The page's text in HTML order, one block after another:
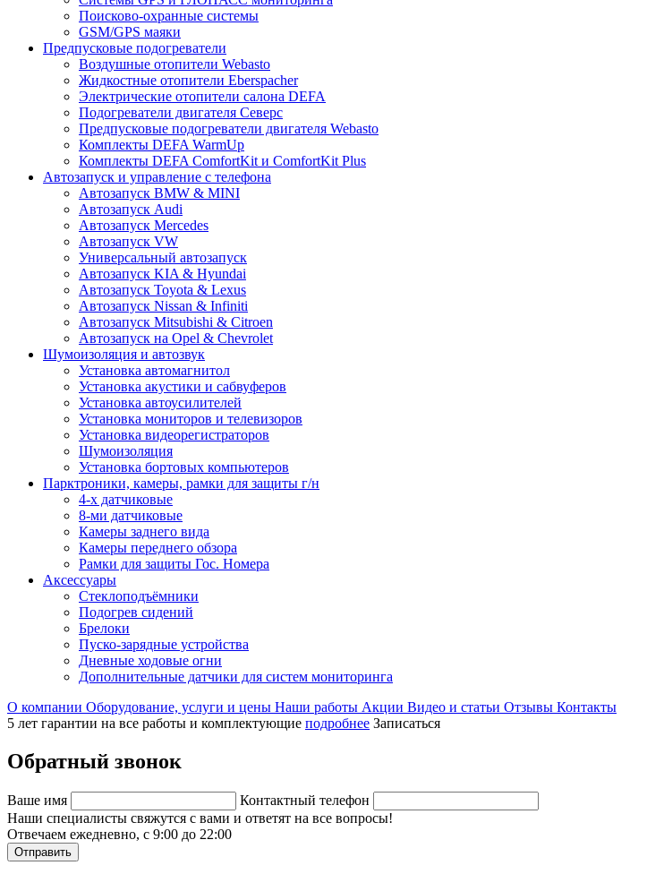
Поисково-охранные системы
GSM/GPS маяки
Предпусковые подогреватели
Воздушные отопители Webasto
Жидкостные отопители Eberspacher
Электрические отопители салона DEFA
Подогреватели двигателя Северс
Предпусковые подогреватели двигателя Webasto
Комплекты DEFA WarmUp
Комплекты DEFA ComfortKit и ComfortKit Plus
Автозапуск и управление с телефона
Автозапуск BMW & MINI
Автозапуск Audi
Автозапуск Mercedes
Автозапуск VW
Универсальный автозапуск
Автозапуск KIA & Hyundai
Автозапуск Toyota & Lexus
Автозапуск Nissan & Infiniti
Автозапуск Mitsubishi & Citroen
Автозапуск на Opel & Chevrolet
Шумоизоляция и автозвук
Установка автомагнитол
Установка акустики и сабвуферов
Установка автоусилителей
Установка мониторов и телевизоров
Установка видеорегистраторов
Шумоизоляция
Установка бортовых компьютеров
Парктроники, камеры, рамки для защиты г/н
4-х датчиковые
8-ми датчиковые
Камеры заднего вида
Камеры переднего обзора
Рамки для защиты Гос. Номера
Аксессуары
Стеклоподъёмники
Подогрев сидений
Брелоки
Пуско-зарядные устройства
Дневные ходовые огни
Дополнительные датчики для систем мониторинга
О компании Оборудование, услуги и цены Наши работы Акции Видео и статьи Отзывы Контакты
5 лет гарантии на все работы и комплектующие подробнее Записаться
Обратный звонок
Ваше имя
Контактный телефон
Наши специалисты свяжутся с вами и ответят на все вопросы!
Отвечаем ежедневно, с 9:00 до 22:00
Отправить